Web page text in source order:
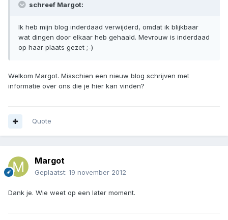
schreef Margot:
Ik heb mijn blog inderdaad verwijderd, omdat ik blijkbaar
wat dingen door elkaar heb gehaald. Mevrouw is inderdaad
op haar plaats gezet ;-)
Welkom Margot. Misschien een nieuw blog schrijven met
informatie over ons die je hier kan vinden?
Quote
Margot
Geplaatst: 19 november 2012
Dank je. Wie weet op een later moment.